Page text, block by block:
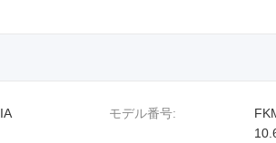
モデル番号: